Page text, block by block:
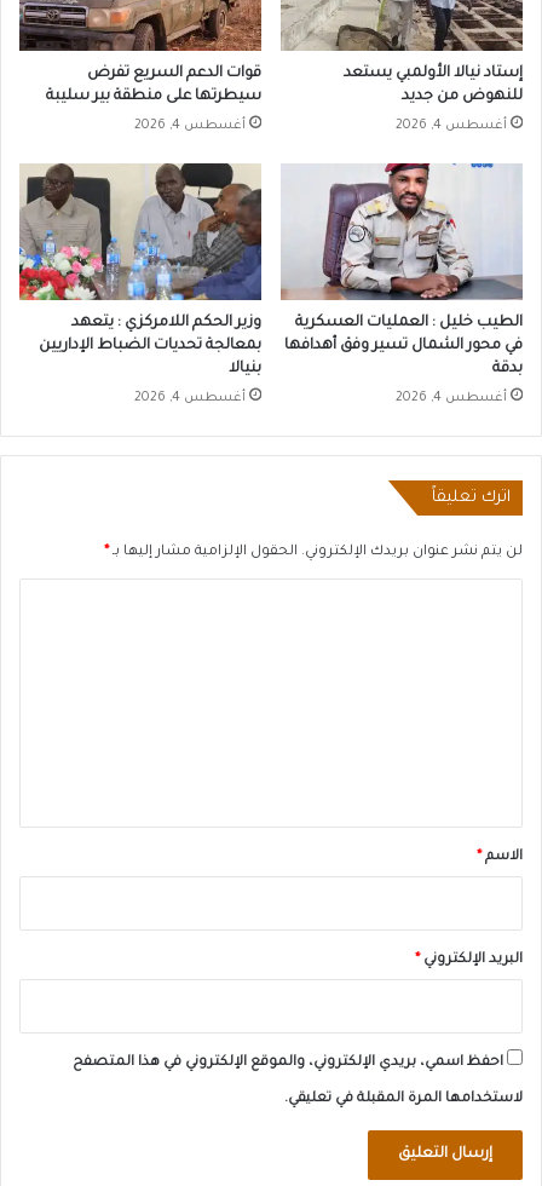
إستاد نيالا الأولمبي يستعد
للنهوض من جديد
أغسطس 4, 2026
قوات الدعم السريع تفرض
سيطرتها على منطقة بير سليبة
أغسطس 4, 2026
الطيب خليل : العمليات العسكرية
في محور الشمال تسير وفق أهدافها
بدقة
أغسطس 4, 2026
وزير الحكم اللامركزي : يتعهد
بمعالجة تحديات الضباط الإداريين
بنيالا
أغسطس 4, 2026
اترك تعليقاً
لن يتم نشر عنوان بريدك الإلكتروني. الحقول الإلزامية مشار إليها بـ*
*الاسم*
البريد الإلكتروني*
احفظ اسمي، بريدي الإلكتروني، والموقع الإلكتروني في هذا المتصفح
لاستخدامها المرة المقبلة في تعليقي.